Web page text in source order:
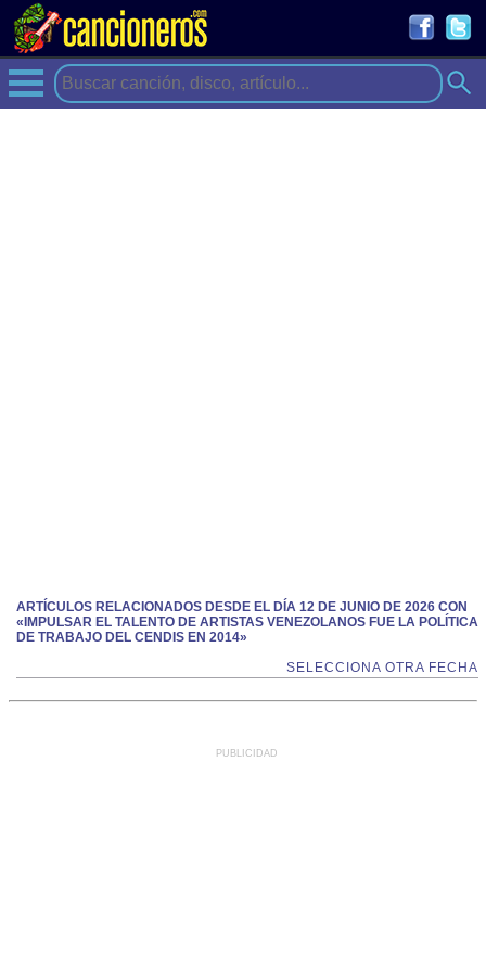
ARTÍCULOS RELACIONADOS DESDE EL DÍA 12 DE JUNIO DE 2026 CON
«IMPULSAR EL TALENTO DE ARTISTAS VENEZOLANOS FUE LA POLÍTICA
DE TRABAJO DEL CENDIS EN 2014»
SELECCIONA OTRA FECHA
PUBLICIDAD